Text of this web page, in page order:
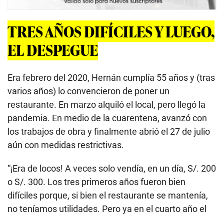
TRES AÑOS DIFÍCILES Y LUEGO,
EL DESPEGUE
Era febrero del 2020, Hernán cumplía 55 años y (tras
varios años) lo convencieron de poner un
restaurante. En marzo alquiló el local, pero llegó la
pandemia. En medio de la cuarentena, avanzó con
los trabajos de obra y finalmente abrió el 27 de julio
aún con medidas restrictivas.
“¡Era de locos! A veces solo vendía, en un día, S/. 200
o S/. 300. Los tres primeros años fueron bien
difíciles porque, si bien el restaurante se mantenía,
no teníamos utilidades. Pero ya en el cuarto año el